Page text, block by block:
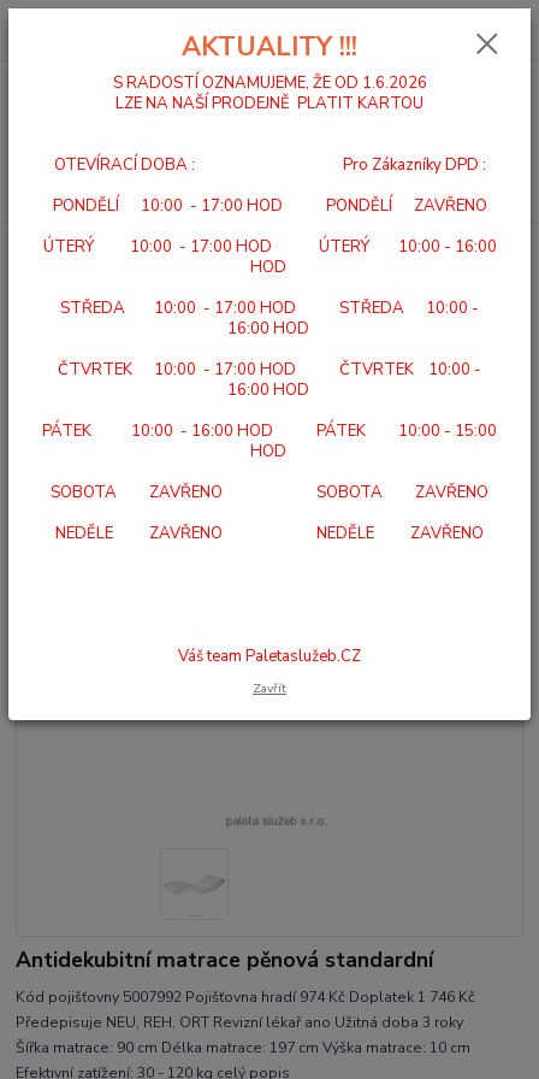
0,00 Kč
Úvod POLOHOVACÍ LŮŽKA STANDARD P111M
STANDARD P111M
Antidekubitní matrace pěnová standardní
Kód pojišťovny 5007992 Pojišťovna hradí 974 Kč Doplatek 1 746 Kč
Předepisuje NEU, REH, ORT Revizní lékař ano Užitná doba 3 roky
Šířka matrace: 90 cm Délka matrace: 197 cm Výška matrace: 10 cm
Efektivní zatížení: 30 - 120 kg celý popis
AKTUALITY !!!
S RADOSTÍ OZNAMUJEME, ŽE OD 1.6.2026
LZE NA NAŠÍ PRODEJNĚ PLATIT KARTOU
OTEVÍRACÍ DOBA : Pro Zákazníky DPD :
PONDĚLÍ 10:00 - 17:00 HOD PONDĚLÍ ZAVŘENO
ÚTERÝ 10:00 - 17:00 HOD ÚTERÝ 10:00 - 16:00
HOD
STŘEDA 10:00 - 17:00 HOD STŘEDA 10:00 -
16:00 HOD
ČTVRTEK 10:00 - 17:00 HOD ČTVRTEK 10:00 -
16:00 HOD
PÁTEK 10:00 - 16:00 HOD PÁTEK 10:00 - 15:00
HOD
SOBOTA ZAVŘENO SOBOTA ZAVŘENO
NEDĚLE ZAVŘENO NEDĚLE ZAVŘENO
Váš team Paletaslužeb.CZ
Zavřít